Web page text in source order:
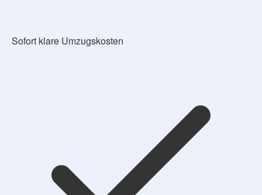
Sofort klare Umzugskosten